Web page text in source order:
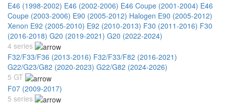
E46 (1998-2002) E46 (2002-2006) E46 Coupe (2001-2004) E46
Coupe (2003-2006) E90 (2005-2012) Halogen E90 (2005-2012)
Xenon E92 (2005-2010) E92 (2010-2013) F30 (2011-2016) F30
(2016-2018) G20 (2019-2021) G20 (2022-2024)
4 series
F32/F33/F36 (2013-2016) F32/F33/F82 (2016-2021)
G22/G23/G82 (2020-2023) G22/G82 (2024-2026)
5 GT
F07 (2009-2017)
5 series